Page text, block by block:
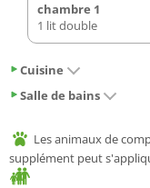
chambre 1
1 lit double
Cuisine
Salle de bains
Les animaux de
supplément peut